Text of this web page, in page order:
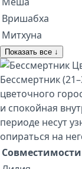
Вришабха
Митхуна
Показать все ↓
Бессмертник
цветочного
и спокойная
периоде несут
опираться на
Совместимости